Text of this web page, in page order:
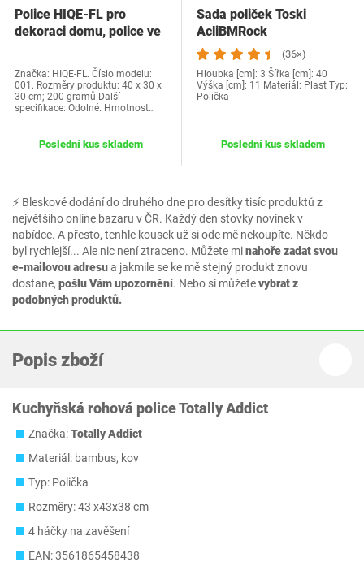
⚡ Bleskové dodání do druhého dne pro desítky tisíc produktů z
největšího online bazaru v ČR. Každý den stovky novinek v
nabídce. A přesto, tenhle kousek už si ode mě nekoupíte. Někdo
byl rychlejší... Ale nic není ztraceno. Můžete minahoře zadat svou
e-mailovou adresua jakmile se ke mě stejný produkt znovu
dostane, pošlu Vám upozornění. Nebo si můžetevybrat z
podobných produktů.
Police HIQE-FL pro
dekoraci domu, police ve
Značka: HIQE-FL. Číslo modelu:
001. Rozměry produktu: 40 x 30 x
30 cm; 200 gramů Další
specifikace: Odolné. Hmotnost…
Poslední kus skladem
Sada poliček Toski
AcliBMRock
(36×)
Hloubka [cm]: 3 Šířka [cm]: 40
Výška [cm]: 11 Materiál: Plast Typ:
Polička
Poslední kus skladem
Popis zboží
Kuchyňská rohová police Totally Addict
Značka:Totally Addict
Materiál: bambus, kov
Typ: Polička
Rozměry: 43 x43x38 cm
4 háčky na zavěšení
EAN: 3561865458438